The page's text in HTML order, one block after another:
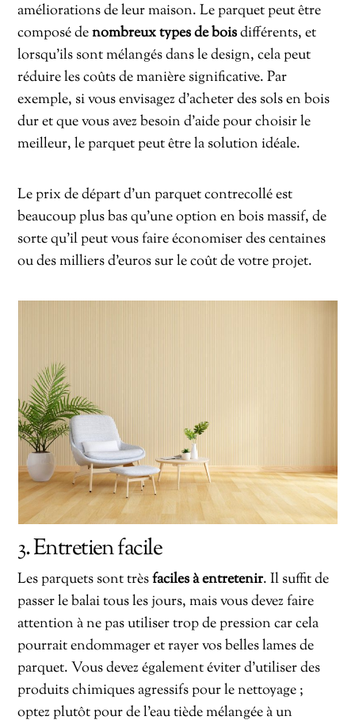
améliorations de leur maison. Le parquet peut être
composé denombreux types de boisdifférents, et
lorsqu’ils sont mélangés dans le design, cela peut
réduire les coûts de manière significative. Par
exemple, si vous envisagez d’acheter des sols en bois
dur et que vous avez besoin d’aide pour choisir le
meilleur, le parquet peut être la solution idéale.
Le prix de départ d’un parquet contrecollé est
beaucoup plus bas qu’une option en bois massif, de
sorte qu’il peut vous faire économiser des centaines
ou des milliers d’euros sur le coût de votre projet.
3. Entretien facile
Les parquets sont trèsfaciles à entretenir. Il suffit de
passer le balai tous les jours, mais vous devez faire
attention à ne pas utiliser trop de pression car cela
pourrait endommager et rayer vos belles lames de
parquet. Vous devez également éviter d’utiliser des
produits chimiques agressifs pour le nettoyage ;
optez plutôt pour de l’eau tiède mélangée à un